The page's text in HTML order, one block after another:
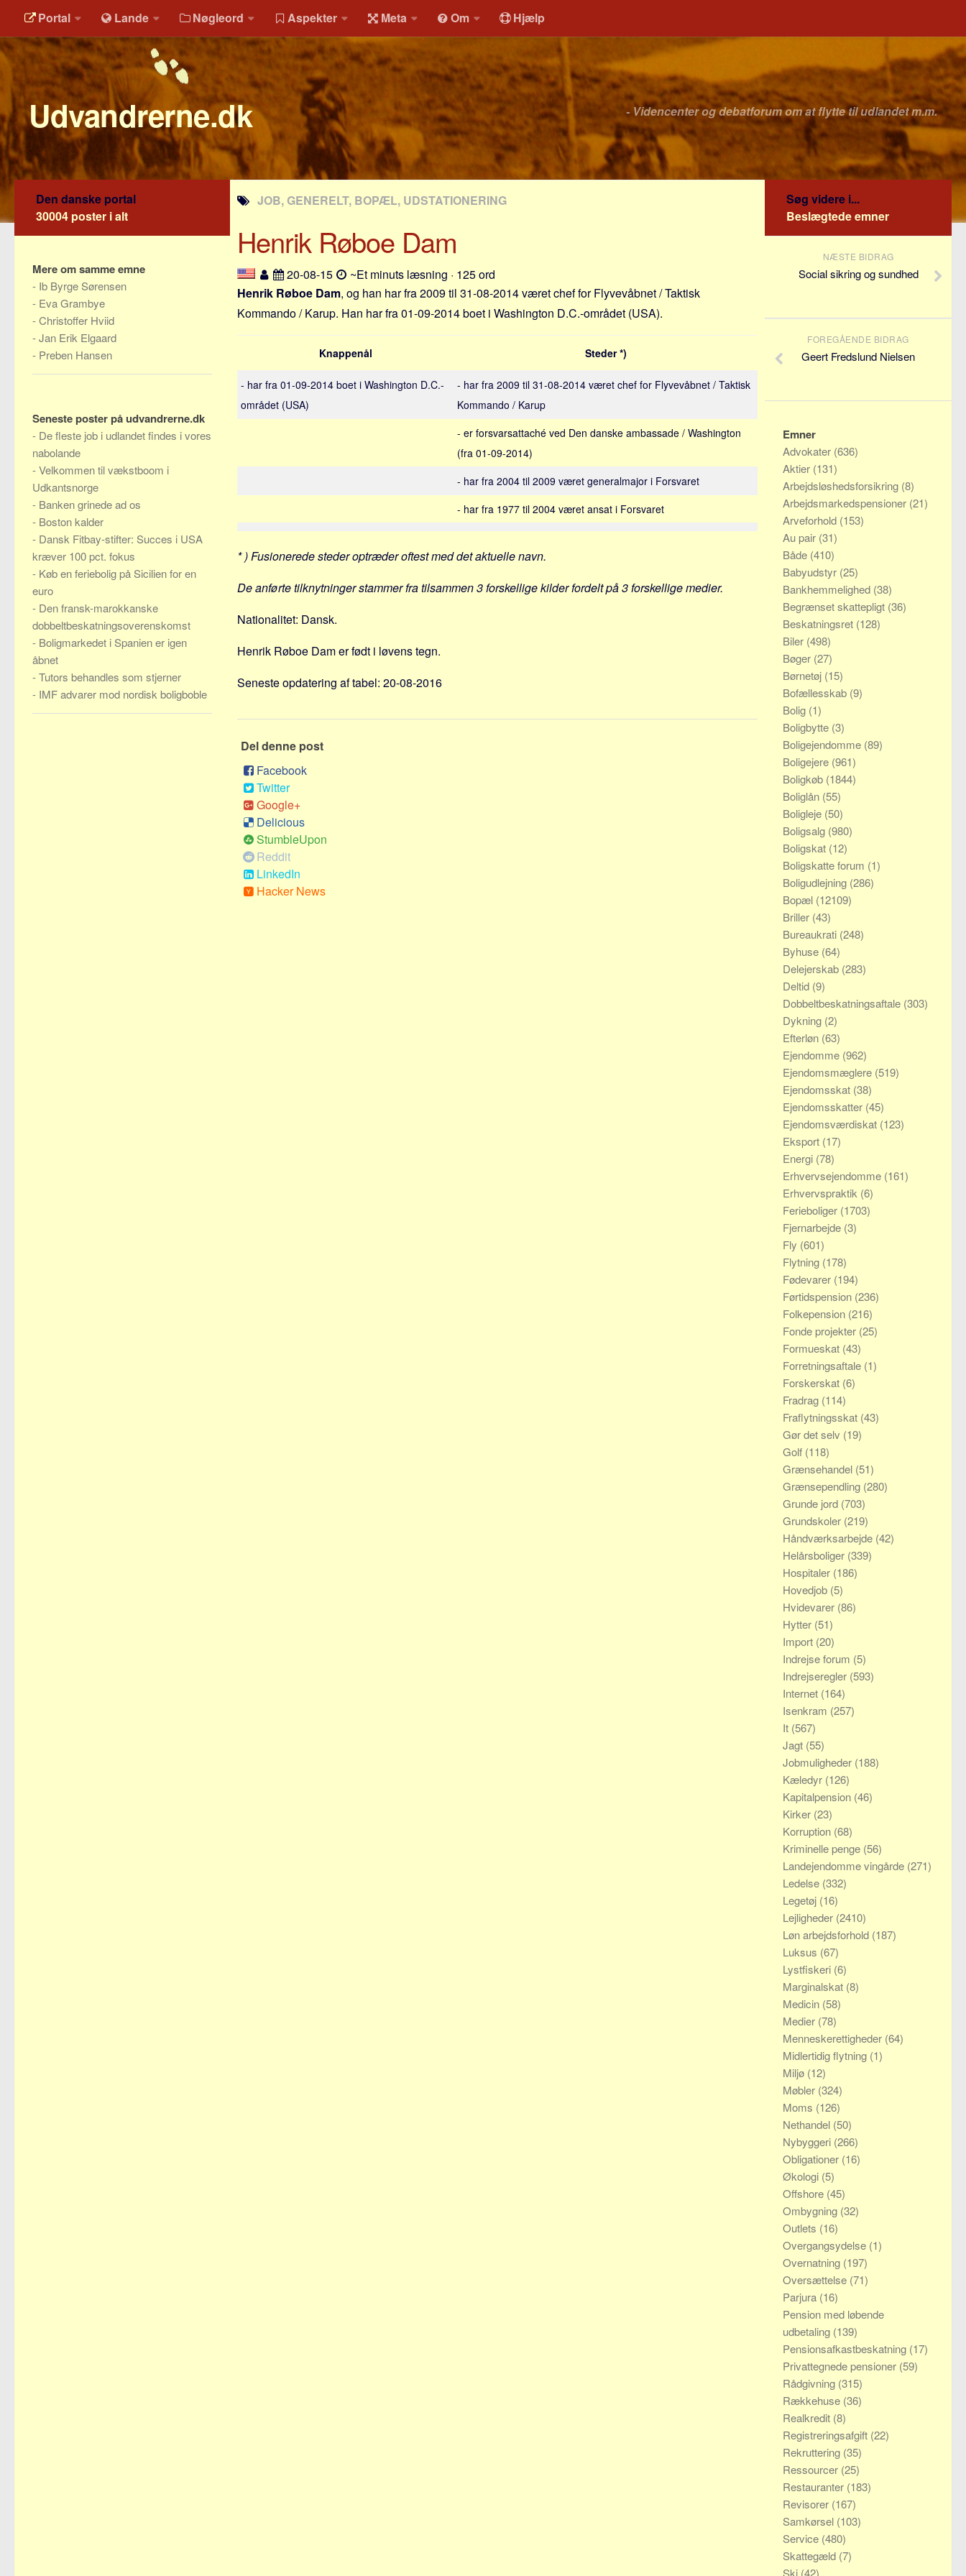
Portal Lande Nøgleord Aspekter Meta Om Hjælp
Udvandrerne.dk - Videncenter og debatforum om at flytte til udlandet m.m.
JOB, GENERELT, BOPÆL, UDSTATIONERING
Henrik Røboe Dam
20-08-15
~Et minuts læsning · 125 ord
Henrik Røboe Dam, og han har fra 2009 til 31-08-2014 været chef for Flyvevåbnet / Taktisk
Kommando / Karup. Han har fra 01-09-2014 boet i Washington D.C.-området (USA).
Knappenål Steder *)
- har fra 01-09-2014 boet i Washington D.C.-
området (USA)
- har fra 2009 til 31-08-2014 været chef for Flyvevåbnet / Taktisk
Kommando / Karup
- er forsvarsattaché ved Den danske ambassade / Washington
(fra 01-09-2014)
- har fra 2004 til 2009 været generalmajor i Forsvaret
- har fra 1977 til 2004 været ansat i Forsvaret
* ) Fusionerede steder optræder oftest med det aktuelle navn.
De anførte tilknytninger stammer fra tilsammen 3 forskellige kilder fordelt på 3 forskellige medier.
Nationalitet: Dansk.
Henrik Røboe Dam er født i løvens tegn.
Seneste opdatering af tabel: 20-08-2016
Del denne post
Facebook
Twitter
Google+
Delicious
StumbleUpon
Reddit
LinkedIn
Hacker News
Den danske portal
30004 poster i alt
Mere om samme emne
- Ib Byrge Sørensen
- Eva Grambye
-Christoffer Hviid
-Jan Erik Elgaard
- Preben Hansen
Seneste poster på udvandrerne.dk
- De fleste job i udlandet findes i vores
nabolande
-Velkommen til vækstboom i
Udkantsnorge
- Banken grinede ad os
- Boston kalder
- Dansk Fitbay-stifter: Succes i USA
kræver 100 pct. fokus
- Køb en feriebolig på Sicilien for en
euro
- Den fransk-marokkanske
dobbeltbeskatningsoverenskomst
- Boligmarkedet i Spanien er igen
åbnet
-Tutors behandles som stjerner
- IMF advarer mod nordisk boligboble
Søg videre i...
Beslægtede emner
NÆSTE BIDRAG
Social sikring og sundhed
FOREGÅENDE BIDRAG
Geert Fredslund Nielsen
Emner
Advokater (636)
Aktier (131)
Arbejdsløshedsforsikring (8)
Arbejdsmarkedspensioner (21)
Arveforhold (153)
Au pair (31)
Både (410)
Babyudstyr (25)
Bankhemmelighed (38)
Begrænset skattepligt (36)
Beskatningsret (128)
Biler (498)
Bøger (27)
Børnetøj (15)
Bofællesskab (9)
Bolig (1)
Boligbytte (3)
Boligejendomme (89)
Boligejere (961)
Boligkøb (1844)
Boliglån (55)
Boligleje (50)
Boligsalg (980)
Boligskat (12)
Boligskatte forum (1)
Boligudlejning (286)
Bopæl (12109)
Briller (43)
Bureaukrati (248)
Byhuse (64)
Delejerskab (283)
Deltid (9)
Dobbeltbeskatningsaftale (303)
Dykning (2)
Efterløn (63)
Ejendomme (962)
Ejendomsmæglere (519)
Ejendomsskat (38)
Ejendomsskatter (45)
Ejendomsværdiskat (123)
Eksport (17)
Energi (78)
Erhvervsejendomme (161)
Erhvervspraktik (6)
Ferieboliger (1703)
Fjernarbejde (3)
Fly (601)
Flytning (178)
Fødevarer (194)
Førtidspension (236)
Folkepension (216)
Fonde projekter (25)
Formueskat (43)
Forretningsaftale (1)
Forskerskat (6)
Fradrag (114)
Fraflytningsskat (43)
Gør det selv (19)
Golf (118)
Grænsehandel (51)
Grænsependling (280)
Grunde jord (703)
Grundskoler (219)
Håndværksarbejde (42)
Helårsboliger (339)
Hospitaler (186)
Hovedjob (5)
Hvidevarer (86)
Hytter (51)
Import (20)
Indrejse forum (5)
Indrejseregler (593)
Internet (164)
Isenkram (257)
It (567)
Jagt (55)
Jobmuligheder (188)
Kæledyr (126)
Kapitalpension (46)
Kirker (23)
Korruption (68)
Kriminelle penge (56)
Landejendomme vingårde (271)
Ledelse (332)
Legetøj (16)
Lejligheder (2410)
Løn arbejdsforhold (187)
Luksus (67)
Lystfiskeri (6)
Marginalskat (8)
Medicin (58)
Medier (78)
Menneskerettigheder (64)
Midlertidig flytning (1)
Miljø (12)
Møbler (324)
Moms (126)
Nethandel (50)
Nybyggeri (266)
Obligationer (16)
Økologi (5)
Offshore (45)
Ombygning (32)
Outlets (16)
Overgangsydelse (1)
Overnatning (197)
Oversættelse (71)
Parjura (16)
Pension med løbende
udbetaling (139)
Pensionsafkastbeskatning (17)
Privattegnede pensioner (59)
Rådgivning (315)
Rækkehuse (36)
Realkredit (8)
Registreringsafgift (22)
Rekruttering (35)
Ressourcer (25)
Restauranter (183)
Revisorer (167)
Samkørsel (103)
Service (480)
Skattegæld (7)
Ski (42)